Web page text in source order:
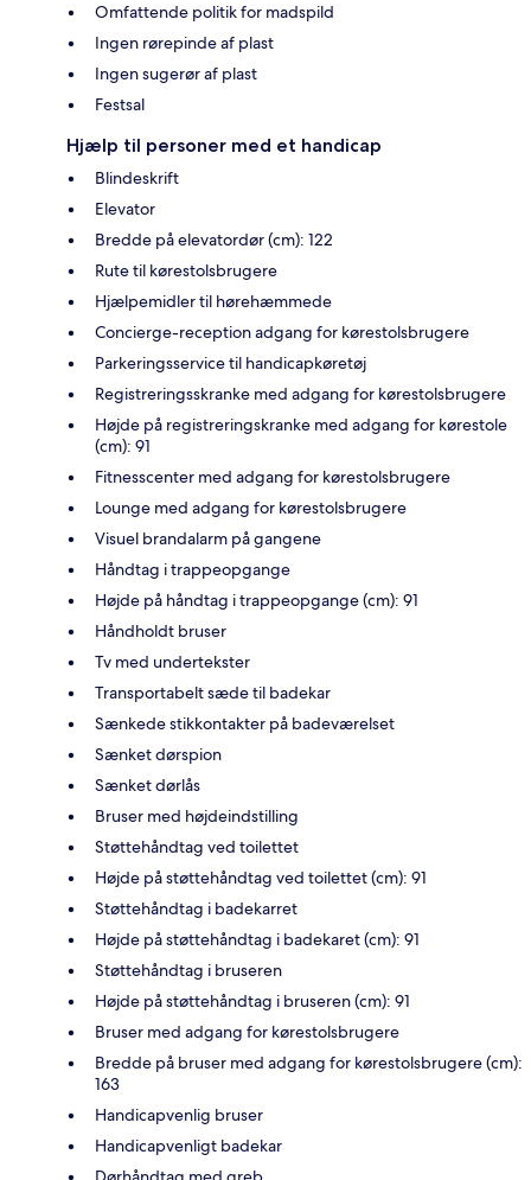
Omfattende politik for madspild
Ingen rørepinde af plast
Ingen sugerør af plast
Festsal
Hjælp til personer med et handicap
Blindeskrift
Elevator
Bredde på elevatordør (cm): 122
Rute til kørestolsbrugere
Hjælpemidler til hørehæmmede
Concierge-reception adgang for kørestolsbrugere
Parkeringsservice til handicapkøretøj
Registreringsskranke med adgang for kørestolsbrugere
Højde på registreringskranke med adgang for kørestole
(cm): 91
Fitnesscenter med adgang for kørestolsbrugere
Lounge med adgang for kørestolsbrugere
Visuel brandalarm på gangene
Håndtag i trappeopgange
Højde på håndtag i trappeopgange (cm): 91
Håndholdt bruser
Tv med undertekster
Transportabelt sæde til badekar
Sænkede stikkontakter på badeværelset
Sænket dørspion
Sænket dørlås
Bruser med højdeindstilling
Støttehåndtag ved toilettet
Højde på støttehåndtag ved toilettet (cm): 91
Støttehåndtag i badekarret
Højde på støttehåndtag i badekaret (cm): 91
Støttehåndtag i bruseren
Højde på støttehåndtag i bruseren (cm): 91
Bruser med adgang for kørestolsbrugere
Bredde på bruser med adgang for kørestolsbrugere (cm):
163
Handicapvenlig bruser
Handicapvenligt badekar